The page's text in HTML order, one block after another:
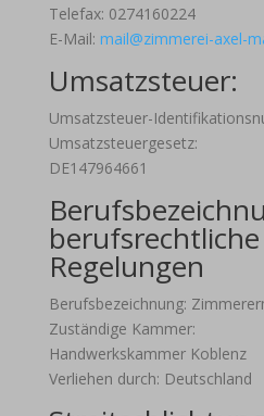
Telefax: 0274160224
E-Mail: mail@zimmerei-axel-
Umsatzsteuer:
Umsatzsteuer-
Umsatzsteuergesetz:
DE147964661
berufsrechtliche
Regelungen
Berufsbezeichnung:
Zuständige Kammer:
Handwerkskammer Koblenz
Verliehen durch: Deutschland